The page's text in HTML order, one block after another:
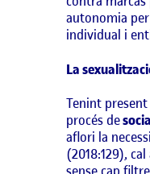
autonomia
individual i
La
Tenint
procés de
aflori la
(2018:129),